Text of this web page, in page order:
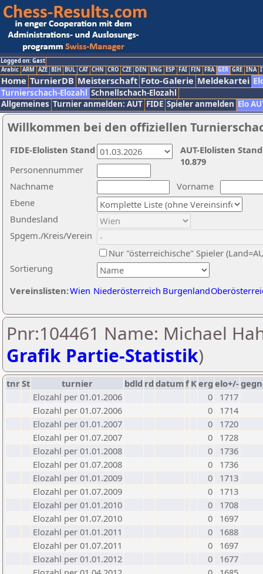
Logged on: Gast
Arabic ARM AZE BIH BUL CAT CHN CRO CZE DEN ENG ESP FAI FIN FRA GER GRE INA
Home TurnierDB Meisterschaft Foto-Galerie Meldekartei
Turnierschach-Elozahl Schnellschach-Elozahl
Allgemeines Turnier anmelden: AUT FIDE Spieler anmelden Elo
Willkommen bei den offiziellen
Nachname
Vorname
Ebene
Sortierung
Personennummer
Bundesland
Spgem./Kreis/Verein
Nur "österreichische" Spieler
Vereinslisten:Wien Niederösterreich Burgenland
AUT-Elolisten
10.879
FIDE-Elolisten Stand
Pnr:104461 Name: Michael
Grafik Partie-Statistik)
tnrSt turnier bdld rd datumf Kerg elo+/-
Elozahl per 01.01.2006
0
1717
Elozahl per 01.07.2006
0
1714
Elozahl per 01.01.2007
0
1720
Elozahl per 01.07.2007
0
1728
Elozahl per 01.01.2008
0
1736
Elozahl per 01.07.2008
0
1736
Elozahl per 01.01.2009
0
1713
Elozahl per 01.07.2009
0
1713
Elozahl per 01.01.2010
0
1708
Elozahl per 01.07.2010
0
1697
Elozahl per 01.01.2011
0
1688
Elozahl per 01.07.2011
0
1697
Elozahl per 01.01.2012
0
1677